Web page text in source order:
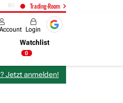
Trading-Room
14:58 AMAZON (i) hat zwei Tage
Login
Watchlist
0
Jetzt anmelden!